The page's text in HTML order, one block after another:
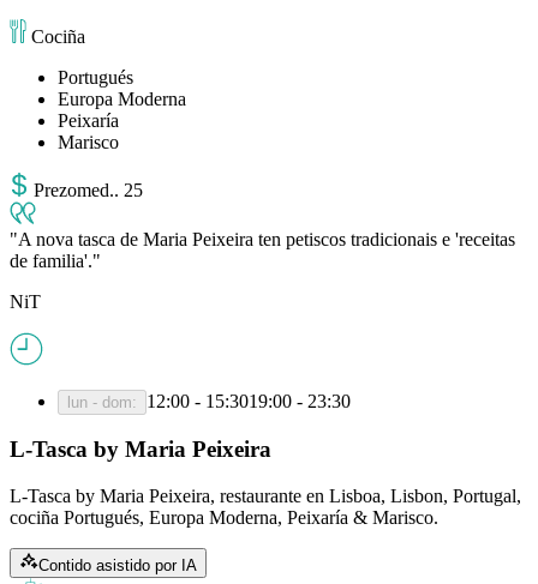
Cociña
Portugués
Europa Moderna
Peixaría
Marisco
Prezomed.. 25
A nova tasca de Maria Peixeira ten petiscos tradicionais e 'receitas
de familia'.
NiT
lun - dom: 12:00 - 15:3019:00 - 23:30
L-Tasca by Maria Peixeira
L-Tasca by Maria Peixeira, restaurante en Lisboa, Lisbon, Portugal,
cociña Portugués, Europa Moderna, Peixaría & Marisco.
Contido asistido por IA